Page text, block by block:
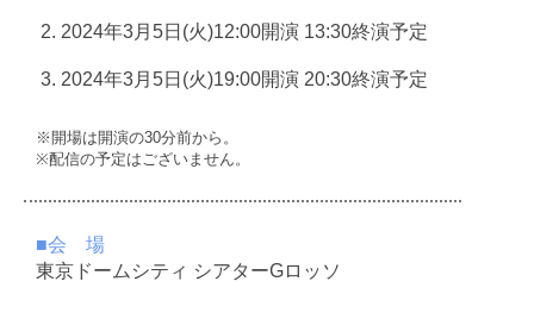
2024年3月5日(火)12:00開演 13:30終演予定
2024年3月5日(火)19:00開演 20:30終演予定
※開場は開演の30分前から。
※配信の予定はございません。
■会 場
東京ドームシティ シアターGロッソ